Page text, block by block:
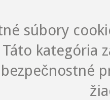
súbory
kategória